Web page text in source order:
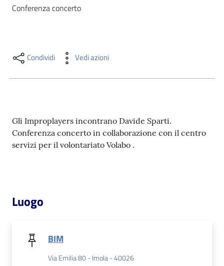
contenuti
Piani
storico
Conferenza concerto
Condividi Vedi azioni
Gli Improplayers incontrano Davide Sparti.
Conferenza concerto in collaborazione con il centro
servizi per il volontariato Volabo .
Luogo
BIM
Via Emilia 80 - Imola - 40026